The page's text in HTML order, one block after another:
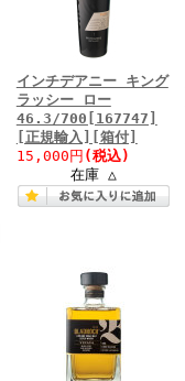
インチデアニー キング
ラッシー ロー
46.3/700[167747]
[正規輸入][箱付]
15,000円 (税込)
在庫 △